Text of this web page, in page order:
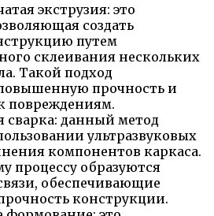
экструзия: это
создать
путем
склеивания нескольких
Такой подход
прочность и
повреждениям.
сварка: данный метод
ультразвуковых
компонентов каркаса.
процессу образуются
обеспечивающие
конструкции.